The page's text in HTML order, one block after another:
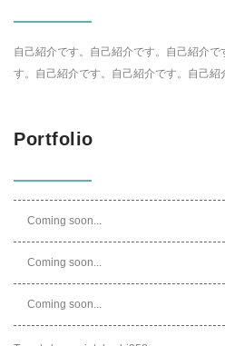
自己紹介です。自己紹介です。自己紹介
す。自己紹介です。自己紹介です。自己紹
Portfolio
Coming soon...
Coming soon...
Coming soon...